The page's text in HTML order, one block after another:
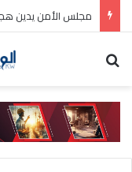
مجلس الأمن يدين